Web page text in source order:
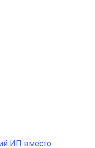
ИП вместо